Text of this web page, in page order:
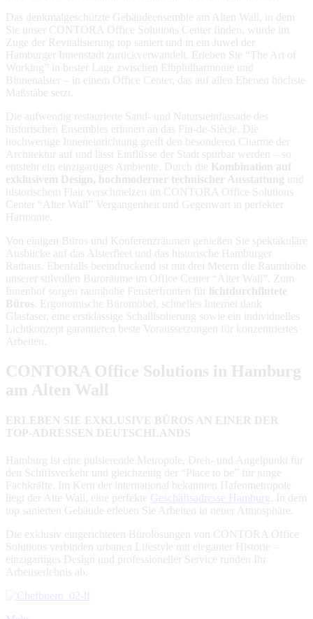
Das denkmalgeschützte Gebäudeensemble am Alten Wall, in dem
Sie unser CONTORA Office Solutions Center finden, wurde im
Zuge der Revitalisierung top saniert und in ein Juwel der
Hamburger Innenstadt zurückverwandelt. Erleben Sie “The Art of
Working” in bester Lage zwischen Elbphilharmonie und
Binnenalster – in einem Office Center, das auf allen Ebenen höchste
Maßstäbe setzt.
Die aufwendig restaurierte Sand- und Natursteinfassade des
historischen Ensembles erinnert an das Fin-de-Siècle. Die
hochwertige Inneneinrichtung greift den besonderen Charme der
Architektur auf und lässt Einflüsse der Stadt spürbar werden – so
entsteht ein einzigartiges Ambiente. Durch die Kombination auf
exklusivem Design, hochmoderner technischer Ausstattung und
historischem Flair verschmelzen im CONTORA Office Solutions
Center “Alter Wall” Vergangenheit und Gegenwart in perfekter
Harmonie.
Von einigen Büros und Konferenzräumen genießen Sie spektakuläre
Ausblicke auf das Alsterfleet und das historische Hamburger
Rathaus. Ebenfalls beeindruckend ist mit drei Metern die Raumhöhe
unserer stilvollen Büroräume im Office Center “Alter Wall”. Zum
Innenhof sorgen raumhohe Fensterfronten für lichtdurchflutete
Büros . Ergonomische Büromöbel, schnelles Internet dank
Glasfaser, eine erstklassige Schallisolierung sowie ein individuelles
Lichtkonzept garantieren beste Voraussetzungen für konzentriertes
Arbeiten.
CONTORA Office Solutions in Hamburg
am Alten Wall
ERLEBEN SIE EXKLUSIVE BÜROS AN EINER DER
TOP-ADRESSEN DEUTSCHLANDS
Hamburg ist eine pulsierende Metropole, Dreh- und Angelpunkt für
den Schiffsverkehr und gleichzeitig der “Place to be” für junge
Fachkräfte. Im Kern der international bekannten Hafenmetropole
liegt der Alte Wall, eine perfekte Geschäftsadresse Hamburg
. In dem
top sanierten Gebäude erleben Sie Arbeiten in neuer Atmosphäre.
Die exklusiv eingerichteten Bürolösungen von CONTORA Office
Solutions verbinden urbanen Lifestyle mit eleganter Historie –
einzigartiges Design und professioneller Service runden Ihr
Arbeitserlebnis ab.